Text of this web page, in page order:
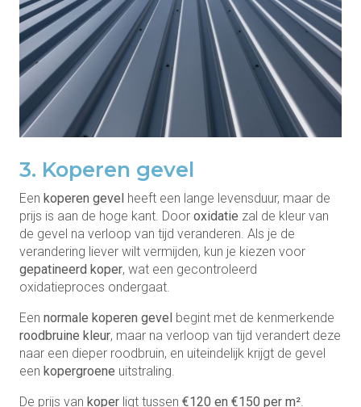
3. Koperen gevel
Een koperen gevel heeft een lange levensduur, maar de
prijs is aan de hoge kant. Door oxidatie zal de kleur van
de gevel na verloop van tijd veranderen. Als je de
verandering liever wilt vermijden, kun je kiezen voor
gepatineerd koper, wat een gecontroleerd
oxidatieproces ondergaat.
Een normale koperen gevel begint met de kenmerkende
roodbruine kleur, maar na verloop van tijd verandert deze
naar een dieper roodbruin, en uiteindelijk krijgt de gevel
een kopergroene uitstraling.
De prijs van koper ligt tussen €120 en €150 per m².